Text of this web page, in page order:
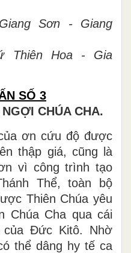
Sơn - Giang
Thiên Hoa - Gia
SỐ 3
CHÚA CHA.
ơn cứu độ được
thập giá, cũng là
vì công trình tạo
Thể, toàn bộ
Thiên Chúa yêu
Chúa Cha qua cái
Đức Kitô. Nhờ
thể dâng hy tế ca